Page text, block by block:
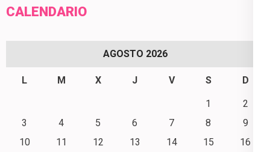
CALENDARIO
AGOSTO 2026
L M X J V S D
1
2
3
4 5 6 7 8
9
10
11 12 13 14 15
16